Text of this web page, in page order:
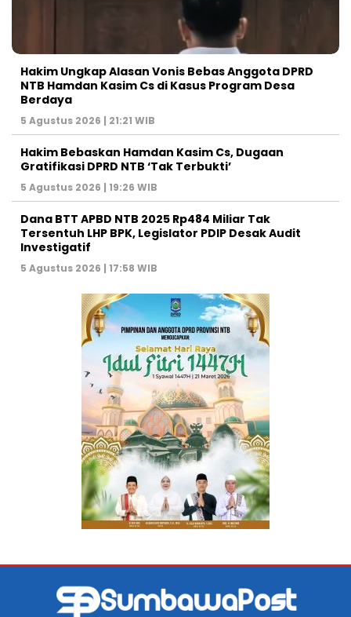
Hakim Ungkap Alasan Vonis Bebas Anggota DPRD
NTB Hamdan Kasim Cs di Kasus Program Desa
Berdaya
5 Agustus 2026 | 21:21 WIB
Hakim Bebaskan Hamdan Kasim Cs, Dugaan
Gratifikasi DPRD NTB ‘Tak Terbukti’
5 Agustus 2026 | 19:26 WIB
Dana BTT APBD NTB 2025 Rp484 Miliar Tak
Tersentuh LHP BPK, Legislator PDIP Desak Audit
Investigatif
5 Agustus 2026 | 17:58 WIB